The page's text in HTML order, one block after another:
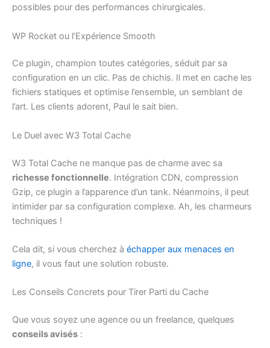
possibles pour des performances chirurgicales.
WP Rocket ou l’Expérience Smooth
Ce plugin, champion toutes catégories, séduit par sa
configuration en un clic. Pas de chichis. Il met en cache les
fichiers statiques et optimise l’ensemble, un semblant de
l’art. Les clients adorent, Paul le sait bien.
Le Duel avec W3 Total Cache
W3 Total Cache ne manque pas de charme avec sa
richesse fonctionnelle. Intégration CDN, compression
Gzip, ce plugin a l’apparence d’un tank. Néanmoins, il peut
intimider par sa configuration complexe. Ah, les charmeurs
techniques !
Cela dit, si vous cherchez à échapper aux menaces en
ligne, il vous faut une solution robuste.
Les Conseils Concrets pour Tirer Parti du Cache
Que vous soyez une agence ou un freelance, quelques
conseils avisés :